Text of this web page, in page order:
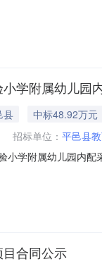
高技术产业开发区
学附属幼儿园
县
中标48.92万元
招标单位： 平邑县
小学附属幼儿园内
：A供应商名称：山
合同公示